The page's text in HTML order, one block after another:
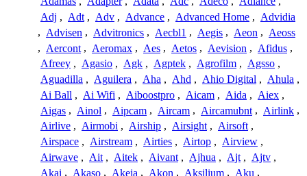
Adj , Adt , Adv , Advance , Advanced Home , Advidia
, Advisen , Advitronics , Aecbl1 , Aegis , Aeon , Aeoss
, Aercont , Aeromax , Aes , Aetos , Aevision , Afidus ,
Afreey , Agasio , Agk , Agptek , Agrofilm , Agsso ,
Aguadilla , Aguilera , Aha , Ahd , Ahio Digital , Ahula ,
Ai Ball , Ai Wifi , Aiboostpro , Aicam , Aida , Aiex ,
Aigas , Ainol , Aipcam , Aircam , Aircamubnt , Airlink ,
Airlive , Airmobi , Airship , Airsight , Airsoft ,
Airspace , Airstream , Airties , Airtop , Airview ,
Airwave , Ait , Aitek , Aivant , Ajhua , Ajt , Ajtv ,
Akai , Akaso , Akeia , Akon , Aksilium , Aku ,